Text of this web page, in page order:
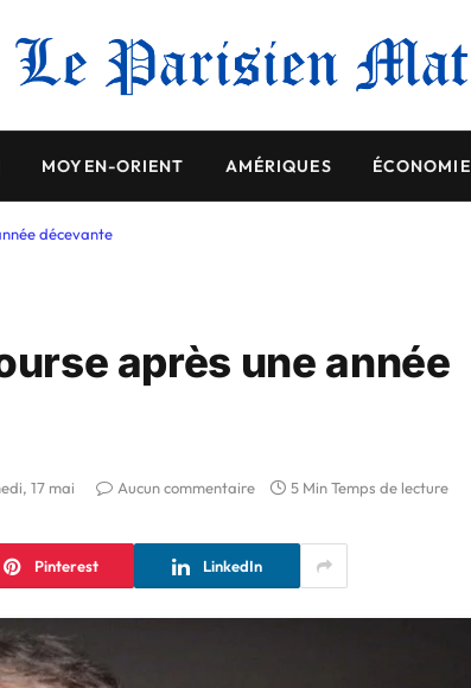
MOYEN-ORIENT AMÉRIQUES ÉCONOMIE
décevante
après une année
17 mai Aucun commentaire 5 Min Temps de lecture
Pinterest LinkedIn